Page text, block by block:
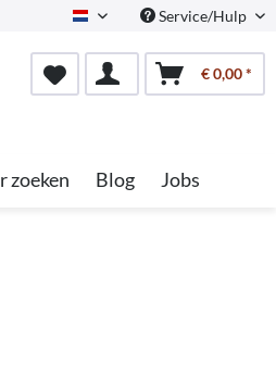
Dutch Service/Hulp
€ 0,00 *
zoeken Blog Jobs